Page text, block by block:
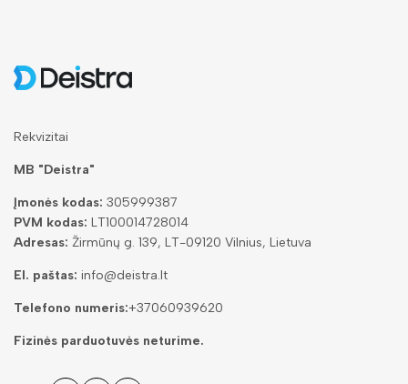
Rekvizitai
MB "Deistra"
Įmonės kodas: 305999387
PVM kodas: LT100014728014
Adresas: Žirmūnų g. 139, LT-09120 Vilnius, Lietuva
El. paštas: info@deistra.lt
Telefono numeris:+37060939620
Fizinės parduotuvės neturime.